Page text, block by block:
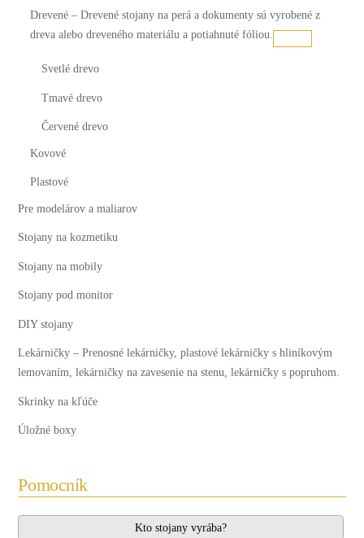
Drevené– Drevené stojany na perá a dokumenty sú vyrobené z
dreva alebo dreveného materiálu a potiahnuté fóliou.
Svetlé drevo
Tmavé drevo
Červené drevo
Kovové
Plastové
Pre modelárov a maliarov
Stojany na kozmetiku
Stojany na mobily
Stojany pod monitor
DIY stojany
Lekárničky –Prenosné lekárničky, plastové lekárničky s hliníkovým
lemovaním, lekárničky na zavesenie na stenu, lekárničky s popruhom.
Skrinky na kľúče
Úložné boxy
Pomocník
Kto stojany vyrába?